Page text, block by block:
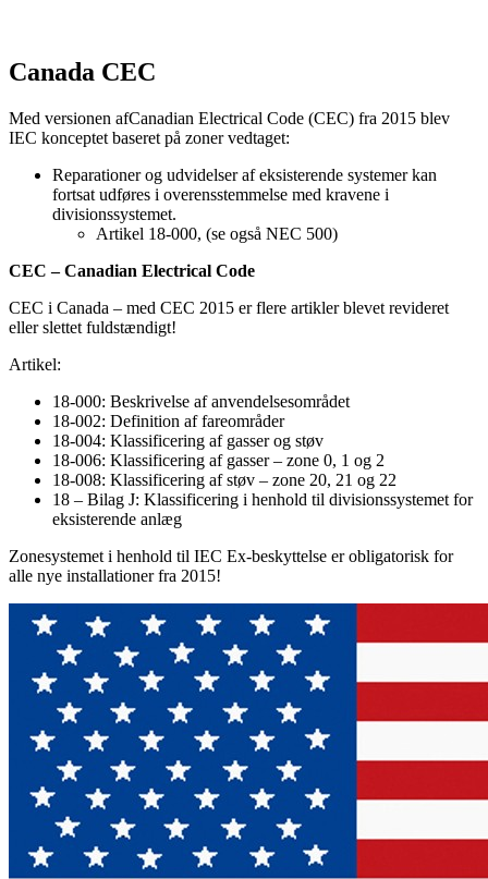
Canada CEC
Med versionen af​Canadian Electrical Code (CEC) fra 2015 blev
IEC konceptet baseret på zoner vedtaget:
Reparationer og udvidelser af eksisterende systemer kan
fortsat udføres i overensstemmelse med kravene i
divisionssystemet.
Artikel 18-000, (se også NEC 500)
CEC – Canadian Electrical Code
CEC i Canada – med CEC 2015 er flere artikler blevet revideret
eller slettet fuldstændigt!
Artikel:
18-000: Beskrivelse af anvendelsesområdet
18-002: Definition af fareområder
18-004: Klassificering af gasser og støv
18-006: Klassificering af gasser – zone 0, 1 og 2
18-008: Klassificering af støv – zone 20, 21 og 22
18 – Bilag J: Klassificering i henhold til divisionssystemet for
eksisterende anlæg
Zonesystemet i henhold til IEC Ex-beskyttelse er obligatorisk for
alle nye installationer fra 2015!